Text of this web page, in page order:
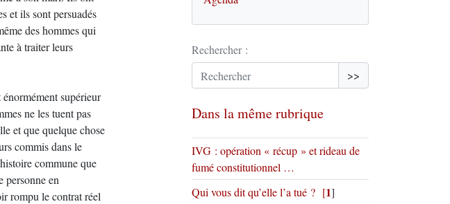
et ils sont persuadés
des hommes qui
à traiter leurs
supérieur
ne les tuent pas
et que quelque chose
commis dans le
commune que
personne en
rompu le contrat réel
Rechercher :
>>
Dans la même rubrique
IVG : opération « récup » et rideau de
fumé constitutionnel …
Qui vous dit qu’elle l’a tué ? [1]